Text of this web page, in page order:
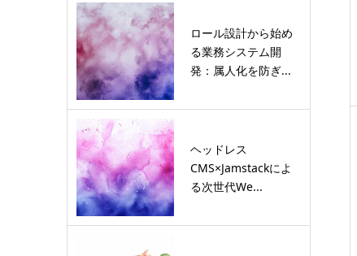
ロール設計から始め
る業務システム開
発：属人化を防ぎ...
ヘッドレス
CMS×Jamstackによ
る次世代We...